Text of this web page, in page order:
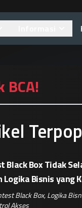
Black Box Tidak
Logika Bisnis yang
Black Box,Logika
Akses